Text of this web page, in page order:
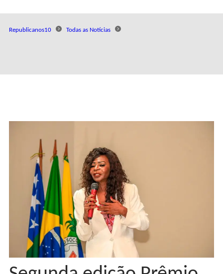
Republicanos10 Todas as Notícias